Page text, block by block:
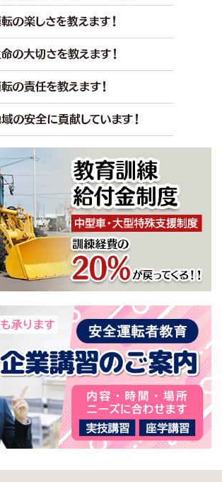
3/15（土）
月休校日
12/16（月）
月休校日
12/16（月）
月の休校日
断歩道は歩行者優先！一時停止の鉄則と罰則まとめ
雪の冬道も安心！7月8月入校から備える安全運転
7/26（日）
時停止違反を防ぐコツ！完全に止まる足裏の感覚
7/25（土）
・クランクのコツ！内輪差を掴んでぶつけない方法
7/24（金）
習で雨の日は嫌？ポジティブにとらえるポイント
動車保険今のままで大丈夫？免許取得後の手続き
7/22（水）
準中型免許とは？普通車との違い・メリットを解説